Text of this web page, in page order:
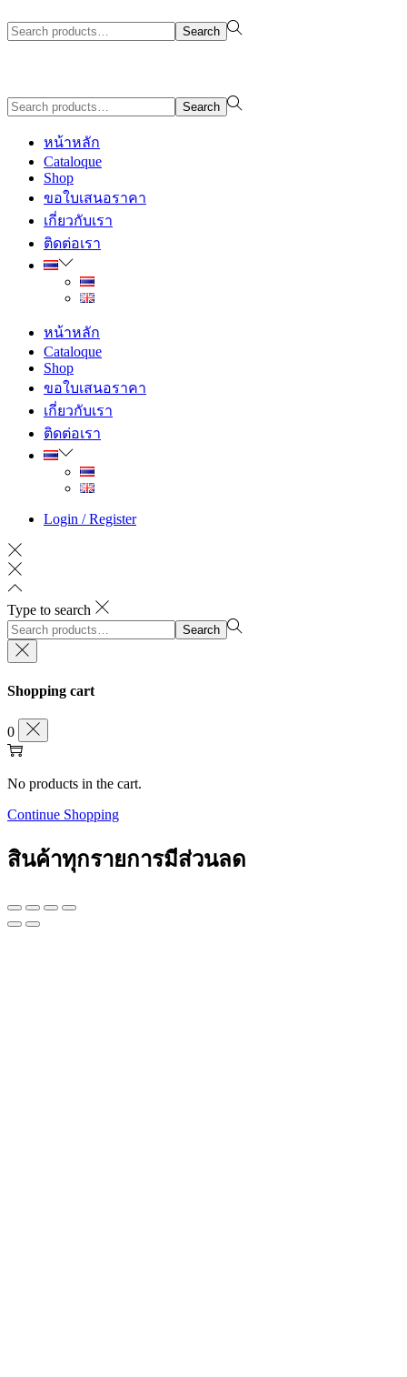
Search
for:>
Search
Search
for:>
Search
หน้าหลัก
Cataloque
Shop
ขอใบเสนอราคา
เกี่ยวกับเรา
ติดต่อเรา
หน้าหลัก
Cataloque
Shop
ขอใบเสนอราคา
เกี่ยวกับเรา
ติดต่อเรา
Login / Register
Type to search
Search
for:>
Search
Shopping cart
0
No products in the cart.
Continue Shopping
สินค้าทุกรายการมีส่วนลด